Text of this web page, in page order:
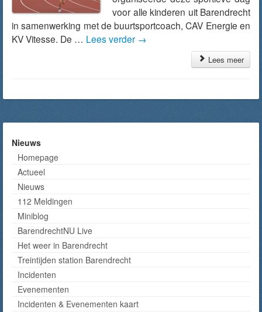
voor alle kinderen uit Barendrecht
in samenwerking met de buurtsportcoach, CAV Energie en
KV Vitesse. De … Lees verder →
Lees meer
Nieuws
Homepage
Actueel
Nieuws
112 Meldingen
Miniblog
BarendrechtNU Live
Het weer in Barendrecht
Treintijden station Barendrecht
Incidenten
Evenementen
Incidenten & Evenementen kaart